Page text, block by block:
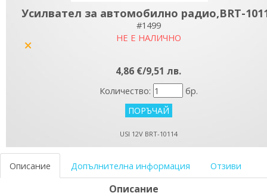
Усилвател за автомобилно радио,BRT-
#1499
НЕ Е НАЛИЧНО
4,86 €/9,51 лв.
Количество: бр.
USI 12V BRT-10114
Описание Допълнителна информация Отзиви
Описание